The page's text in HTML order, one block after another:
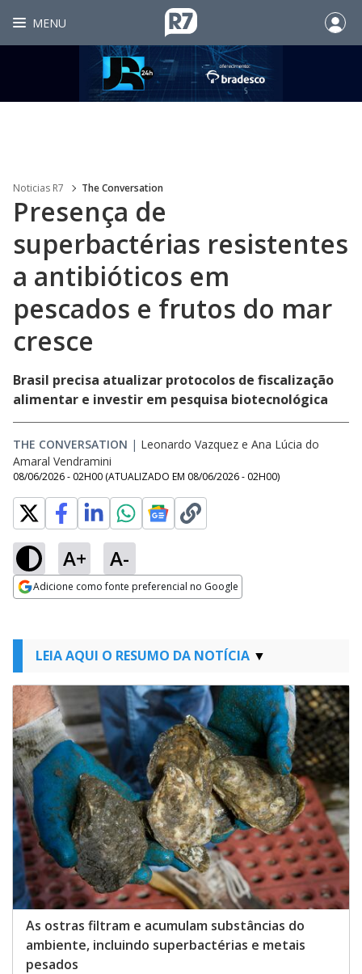
MENU
Noticias R7 The Conversation
Presença de
superbactérias resistentes
a antibióticos em
pescados e frutos do mar
cresce
Brasil precisa atualizar protocolos de fiscalização
alimentar e investir em pesquisa biotecnológica
THE CONVERSATION | Leonardo Vazquez e Ana Lúcia do
Amaral Vendramini
08/06/2026 - 02H00 (ATUALIZADO EM 08/06/2026 - 02H00)
A+ A-
Adicione como fonte preferencial no Google
LEIA AQUI O RESUMO DA NOTÍCIA
As ostras filtram e acumulam substâncias do
ambiente, incluindo superbactérias e metais
pesados